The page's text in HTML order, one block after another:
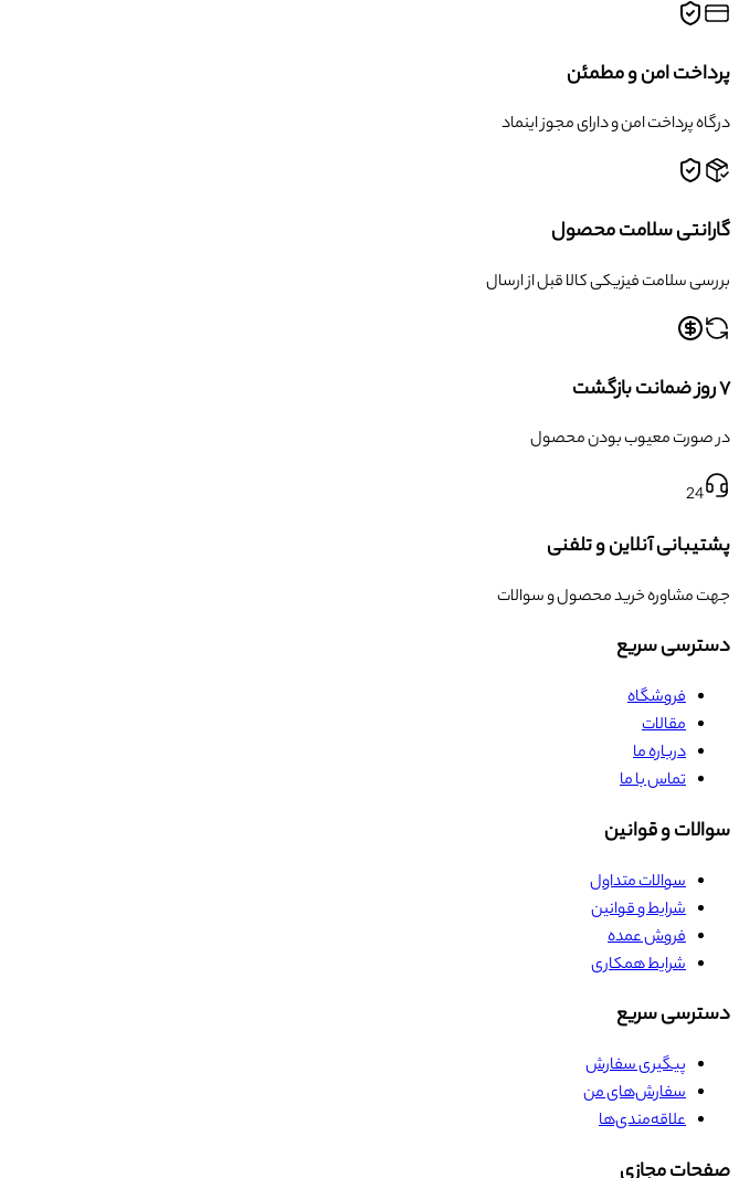
پرداخت امن و مطمئن
درگاه پرداخت امن و دارای مجوز اینماد
گارانتی سلامت محصول
بررسی سلامت فیزیکی کالا قبل از ارسال
۷ روز ضمانت بازگشت
در صورت معیوب بودن محصول
24
پشتیبانی آنلاین و تلفنی
جهت مشاوره خرید محصول و سوالات
دسترسی سریع
فروشگاه
مقالات
درباره ما
تماس با ما
سوالات و قوانین
سوالات متداول
شرایط و قوانین
فروش عمده
شرایط همکاری
دسترسی سریع
پیگیری سفارش
سفارش‌های من
علاقه‌مندی‌ها